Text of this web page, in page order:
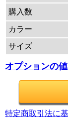
購入数
カラー
サイズ
オプションの
特定商取引法に